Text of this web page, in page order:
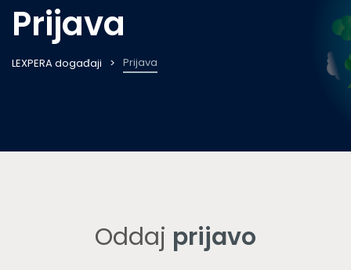
Prijava
LEXPERA događaji Prijava
Oddaj prijavo